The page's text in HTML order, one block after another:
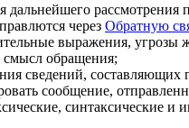
дальнейшего
через Обратную
выражения,
смысл обращения;
сведений,
сообщение,
синтаксические и